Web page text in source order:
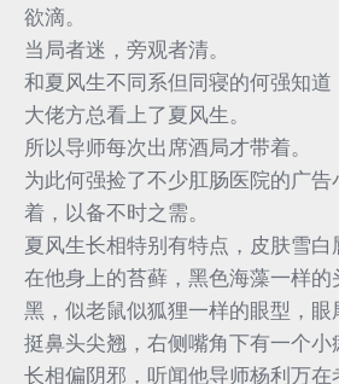
欲滴。
当局者迷，旁观者清。
和夏风生不同系但同寝的何强知
大佬方总看上了夏风生。
所以导师每次出席酒局才带着。
为此何强捡了不少肛肠医院的广告
着，以备不时之需。
夏风生长相特别有特点，皮肤雪
在他身上的苔藓，黑色海藻一样的
黑，似老鼠似狐狸一样的眼型，眼
挺鼻头尖翘，右侧嘴角下有一个小
长相偏阴邪，听闻他导师杨利万在